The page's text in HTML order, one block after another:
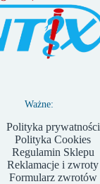
Ważne:
Polityka prywatności
Polityka Cookies
Regulamin Sklepu
Reklamacje i zwroty
Formularz zwrotów